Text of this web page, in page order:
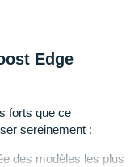
Edge
forts que ce
sereinement :
des modèles les plus